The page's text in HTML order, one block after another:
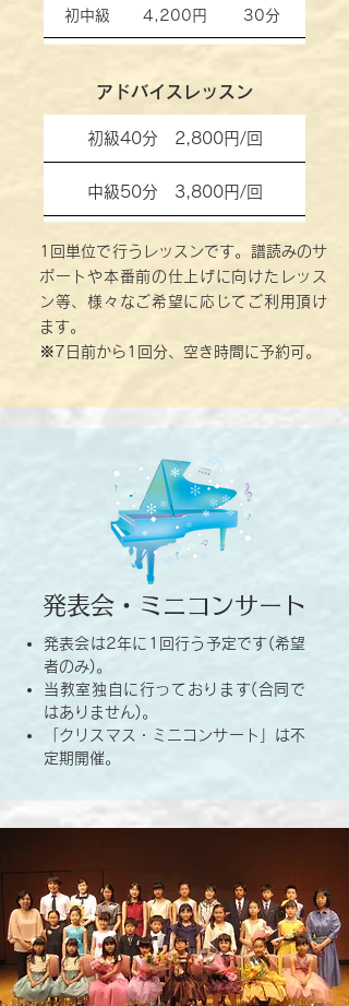
初中級 4,200円 30分
アドバイスレッスン
初級40分 2,800円/回
中級50分 3,800円/回
1回単位で行うレッスンです。譜読みのサ
ポートや本番前の仕上げに向けたレッス
ン等、様々なご希望に応じてご利用頂け
ます。
※7日前から1回分、空き時間に予約可。
発表会・ミニコンサート
発表会は2年に1回行う予定です(希望
者のみ)。
当教室独自に行っております(合同で
はありません)。
「クリスマス・ミニコンサート」は不
定期開催。